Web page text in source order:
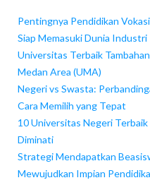
Pentingnya Pendidikan
Siap Memasuki Dunia Industri
Universitas Terbaik
Medan Area (UMA)
Negeri vs Swasta:
Cara Memilih yang Tepat
10 Universitas Negeri
Diminati
Strategi Mendapatkan
Mewujudkan Impian